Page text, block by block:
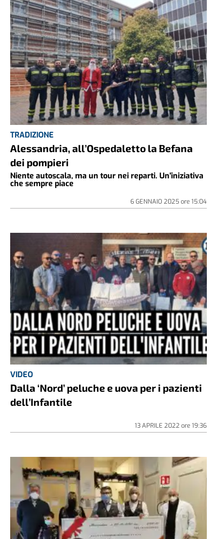
TRADIZIONE
Alessandria, all’Ospedaletto la Befana
dei pompieri
Niente autoscala, ma un tour nei reparti. Un'iniziativa
che sempre piace
6 GENNAIO 2025ore 15:04
VIDEO
Dalla ‘Nord’ peluche e uova per i pazienti
dell’Infantile
13 APRILE 2022 ore 19:36